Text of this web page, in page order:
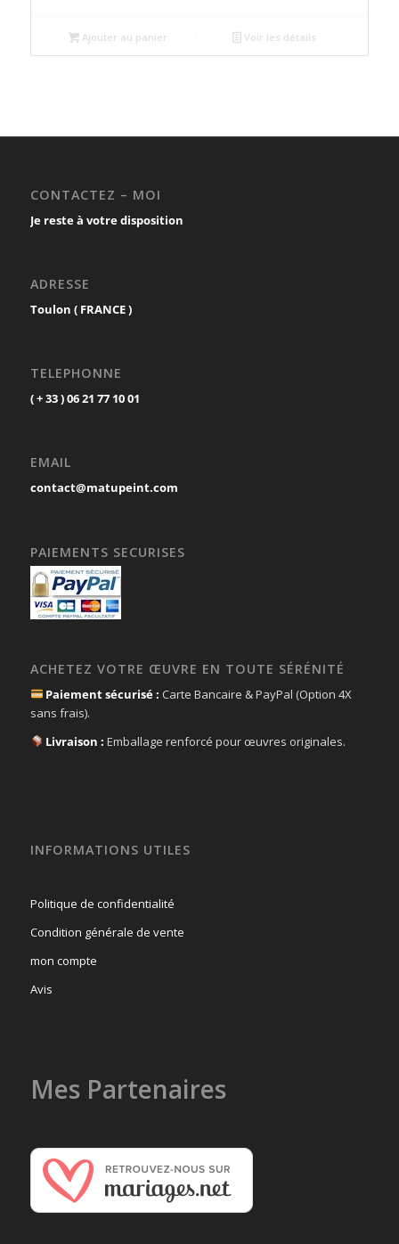
Ajouter au panier Voir les détails
CONTACTEZ – MOI
Je reste à votre disposition
ADRESSE
Toulon ( FRANCE )
TELEPHONNE
( + 33 ) 06 21 77 10 01
EMAIL
contact@matupeint.com
PAIEMENTS SECURISES
ACHETEZ VOTRE ŒUVRE EN TOUTE SÉRÉNITÉ
Paiement sécurisé : Carte Bancaire & PayPal (Option 4X
sans frais).
Livraison : Emballage renforcé pour œuvres originales.
INFORMATIONS UTILES
Politique de confidentialité
Condition générale de vente
mon compte
Avis
Mes Partenaires